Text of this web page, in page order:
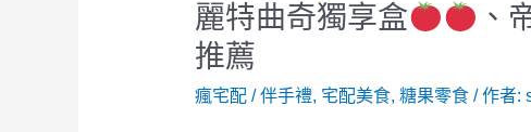
麗特曲奇獨享盒
、
推薦
瘋宅配/伴手禮, 宅配美食, 糖果零食/ 作者:
、
波
萌
蕃